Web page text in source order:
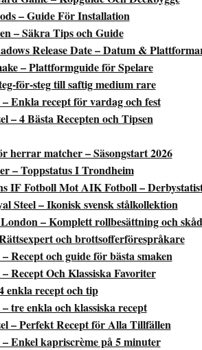
– Guide För Installation
– Säkra Tips och Guide
Release Date – Datum &
– Plattformguide för Spelare
för-steg till saftig medium rare
Enkla recept för vardag och fest
– 4 Bästa Recepten och Tipsen
herrar matcher – Säsongstart 2026
– Toppstatus I Trondheim
IF Fotboll Mot AIK Fotboll –
Steel – Ikonisk svensk stålkollektion
– Komplett rollbesättning och
och brottsofferförespråkare
Recept och guide för bästa smaken
Recept Och Klassiska Favoriter
enkla recept och tip
tre enkla och klassiska recept
– Perfekt Recept för Alla Tillfällen
Enkel kapriscrème på 5 minuter